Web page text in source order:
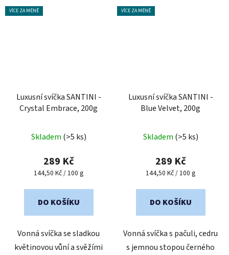
VÍCE ZA MÉNĚ
Luxusní svíčka SANTINI -
Crystal Embrace, 200g
Skladem (>5 ks)
289 Kč
Měrná
144,50 Kč / 100 g
DO KOŠÍKU
Vonná svíčka se sladkou
květinovou vůní a svěžími
VÍCE ZA MÉNĚ
Luxusní svíčka SANTINI -
Blue Velvet, 200g
Skladem (>5 ks)
289 Kč
Měrná
144,50 Kč / 100 g
DO KOŠÍKU
Vonná svíčka s pačuli, cedru
s jemnou stopou černého